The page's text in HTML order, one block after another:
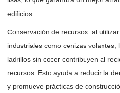
edificios.
Conservación de recursos: al
industriales como cenizas volantes,
ladrillos sin cocer contribuyen al
recursos. Esto ayuda a reducir la
y promueve prácticas de